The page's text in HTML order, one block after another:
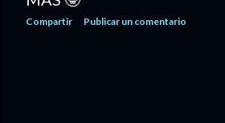
Compartir Publicar un comentario